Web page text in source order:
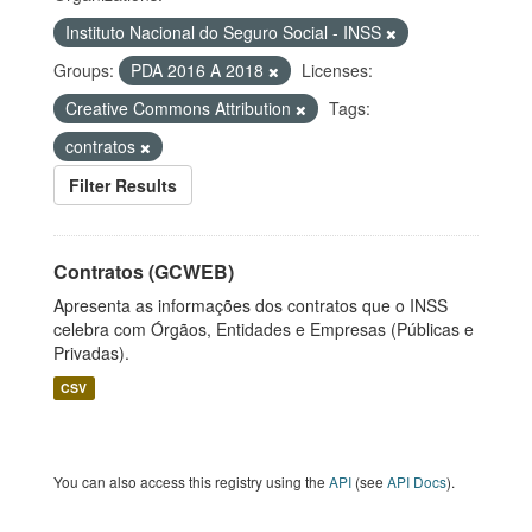
Instituto Nacional do Seguro Social - INSS
Groups:
PDA 2016 A 2018
Licenses:
Creative Commons Attribution
Tags:
contratos
Filter Results
Contratos (GCWEB)
Apresenta as informações dos contratos que o INSS
celebra com Órgãos, Entidades e Empresas (Públicas e
Privadas).
CSV
You can also access this registry using the API (see API Docs).